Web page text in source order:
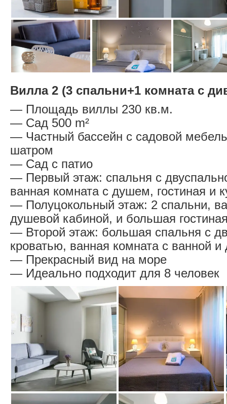
Вилла 2 (3 спальни+1 комната с
— Площадь виллы 230 кв.м.
— Сад 500 m²
— Частный бассейн с садовой
шатром
— Сад с патио
— Первый этаж: спальня с
ванная комната с душем, гостиная и
— Полуцокольный этаж: 2 спальни,
душевой кабиной, и большая
— Второй этаж: большая спальня с
кроватью, ванная комната с ванной и
— Прекрасный вид на море
— Идеально подходит для 8 человек